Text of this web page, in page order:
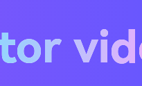
filter